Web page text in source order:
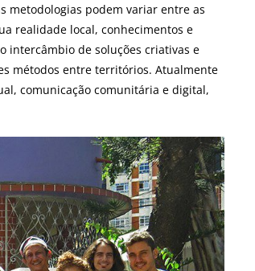
metodologias podem variar entre as
realidade local, conhecimentos e
intercâmbio de soluções criativas e
métodos entre territórios. Atualmente
comunicação comunitária e digital,